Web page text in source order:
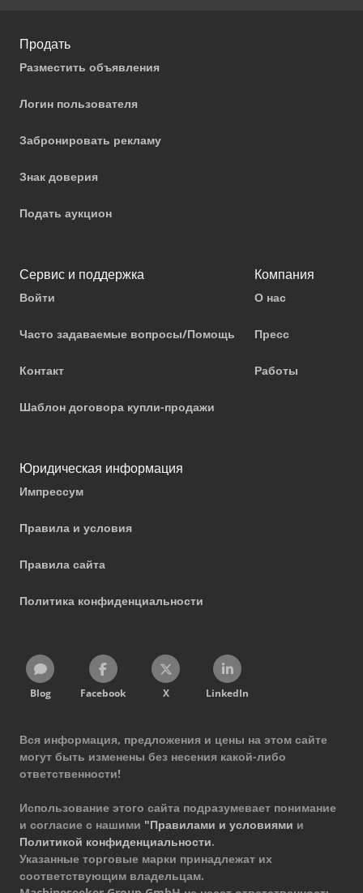
Продать
Разместить объявления
Логин пользователя
Забронировать рекламу
Знак доверия
Подать аукцион
Сервис и поддержка
Войти
Часто задаваемые вопросы/Помощь
Контакт
Шаблон договора купли-продажи
Компания
О нас
Пресс
Работы
Юридическая информация
Импрессум
Правила и условия
Правила сайта
Политика конфиденциальности
Blog Facebook X LinkedIn
Вся информация, предложения и цены на этом сайте
могут быть изменены без несения какой-либо
ответственности!
Использование этого сайта подразумевает понимание
и согласие с нашими "Правилами и условиями и
Политикой конфиденциальности.
Указанные торговые марки принадлежат их
соответствующим владельцам.